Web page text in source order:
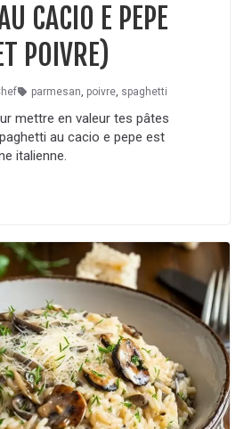
CACIO E PEPE
POIVRE)
parmesan, poivre, spaghetti
mettre en valeur tes pâtes
au cacio e pepe est
italienne.